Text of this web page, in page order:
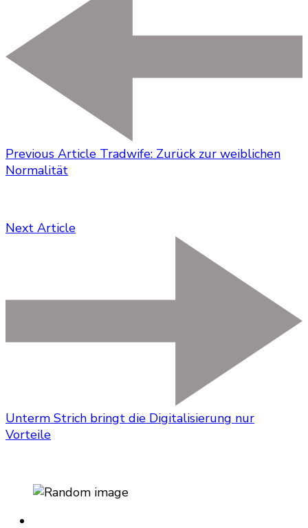
Previous Article Tradwife: Zurück zur weiblichen
Normalität
Next Article
Unterm Strich bringt die Digitalisierung nur
Vorteile